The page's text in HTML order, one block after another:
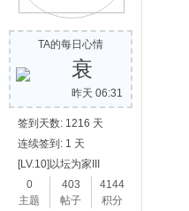
TA的每日心情
衰
昨天 06:31
签到天数: 1216 天
连续签到: 1 天
[LV.10]以坛为家III
0
主题
403
帖子
4144
积分